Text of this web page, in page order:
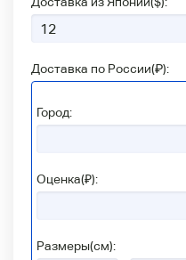
Доставка по России(₽):
Город:
Оценка(₽):
Размеры(см):